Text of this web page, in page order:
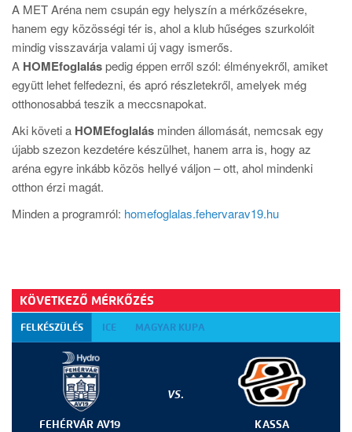
A MET Aréna nem csupán egy helyszín a mérkőzésekre,
hanem egy közösségi tér is, ahol a klub hűséges szurkolóit
mindig visszavárja valami új vagy ismerős.
A HOMEfoglaláspedig éppen erről szól: élményekről, amiket
együtt lehet felfedezni, és apró részletekről, amelyek még
otthonosabbá teszik a meccsnapokat.
Aki követi a HOMEfoglalás minden állomását, nemcsak egy
újabb szezon kezdetére készülhet, hanem arra is, hogy az
aréna egyre inkább közös hellyé váljon – ott, ahol mindenki
otthon érzi magát.
Minden a programról: homefoglalas.fehervarav19.hu
KÖVETKEZŐ MÉRKŐZÉS
FELKÉSZÜLÉS ICE MAGYAR KUPA
FEHÉRVÁR AV19
VS.
KASSA